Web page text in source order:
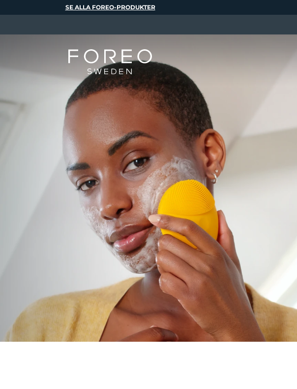
SE ALLA FOREO-PRODUKTER